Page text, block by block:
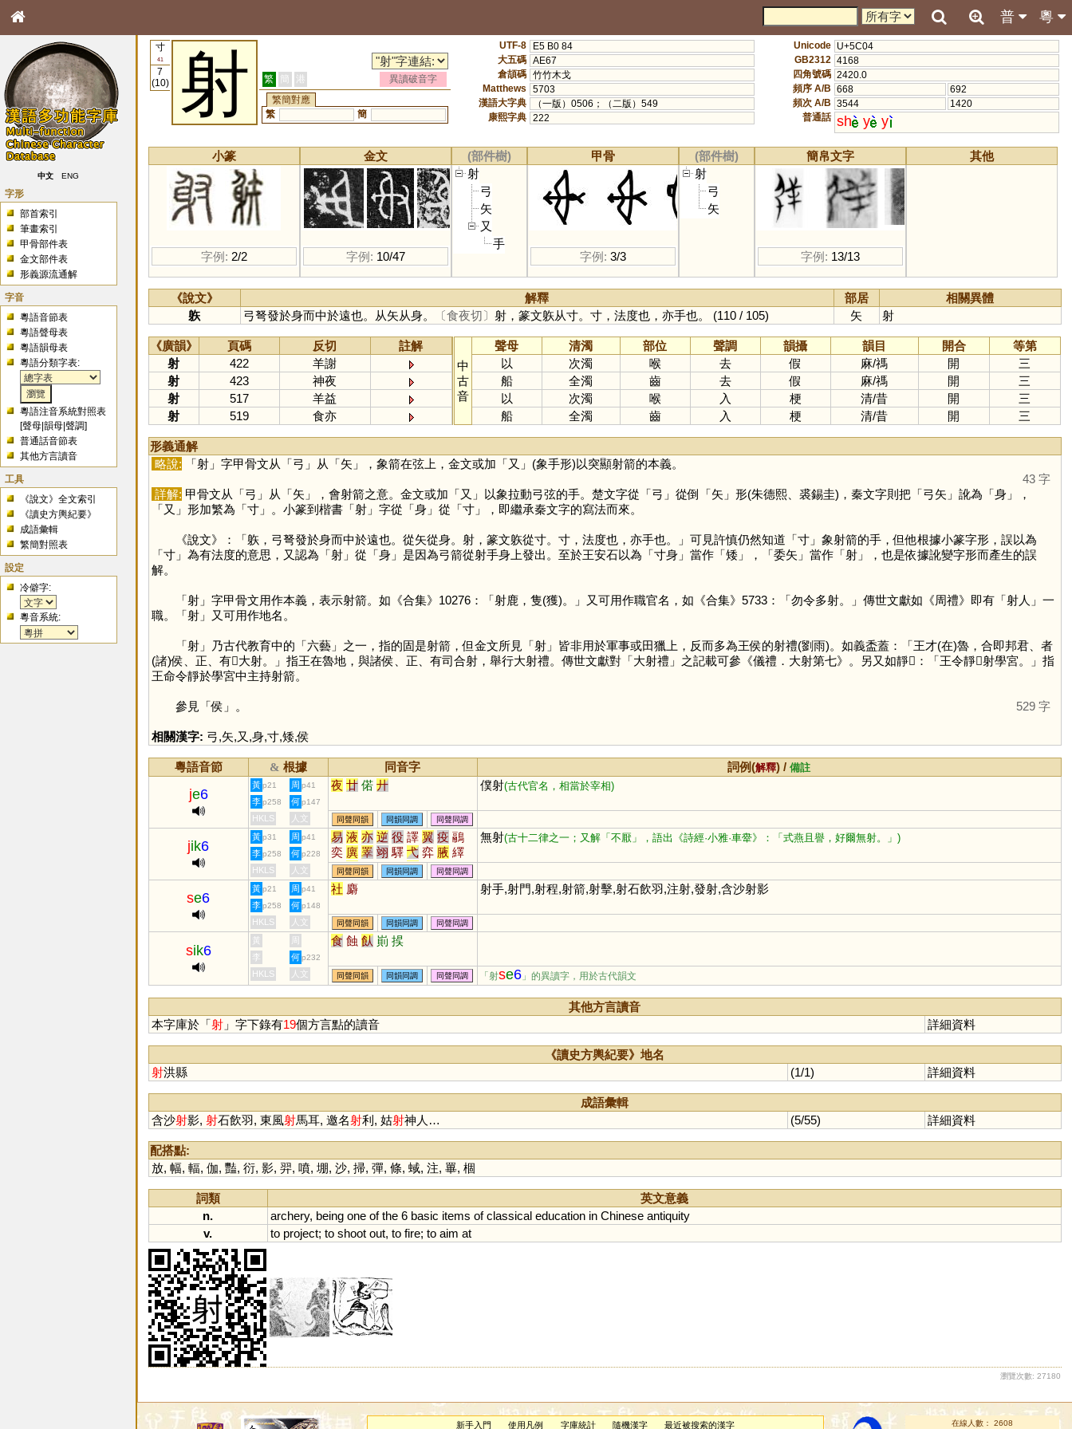
粵
普
中文 ENG
字形
部首索引
筆畫索引
甲骨部件表
金文部件表
形義源流通解
字音
粵語音節表
粵語聲母表
粵語韻母表
粵語分類字表:
粵語注音系統對照表
[聲母 |韻母 |聲調]
普通話音節表
其他方言讀音
工具
《說文》全文索引
《讀史方輿紀要》
成語彙輯
繁簡對照表
設定
冷僻字:
粵音系統:
寸
41
7
(10)
射 繁 簡 港
異讀破音字
繁簡對應
繁
簡
UTF-8
E5 B0 84
大五碼 AE67
倉頡碼 竹竹木戈
Matthews
5703
漢語大字典
（一版）0506；（二版）549
康熙字典 222
Unicode U+5C04
GB2312 4168
四角號碼 2420.0
頻序 A/B 668
692
頻次 A/B 3544
1420
普通話 sh y y
小篆
字例: 2/2
金文
字例: 10/47
(部件樹)
射
弓
矢
又
手
甲骨
字例: 3/3
(部件樹)
射
弓
矢
簡帛文字
字例: 13/13
其他
《說文》 解釋 部居
相關異體
䠶
弓弩發於身而中於遠也。从矢从身。 〔食夜切〕 射，篆文䠶从寸。寸，法度也，亦手也。 (110 / 105) 矢 射
《廣韻》 頁碼 反切
註解
射
422
羊謝
射
423
神夜
射
517
羊益
射
519 食亦
中
古
音
聲母 清濁 部位 聲調 韻攝 韻目 開合
等第
以
次濁 喉 去 假 麻/禡 開
三
船
全濁 齒 去 假 麻/禡 開
三
以
次濁 喉 入 梗 清/昔 開
三
船
全濁 齒 入 梗 清/昔 開 三
形義通解
略說: 「射」字甲骨文从「弓 」从「矢 」，象箭在弦上，金文或加「又 」(象手形)以突顯射箭的本義。
43 字
詳解: 甲骨文从「弓 」从「矢 」，會射箭之意。金文或加「又 」以象拉動弓弦的手。楚文字從「弓 」從倒「矢 」形(朱德熙、裘錫圭)，秦文字則把「弓矢」訛為「身 」，
「又 」形加繁為「寸」。小篆到楷書「射」字從「身 」從「寸」，即繼承秦文字的寫法而來。
《說文》：「䠶，弓弩發於身而中於遠也。從矢從身。射，篆文䠶從寸。寸，法度也，亦手也。」可見許慎仍然知道「寸」象射箭的手，但他根據小篆字形，誤以為
「寸」為有法度的意思，又認為「射」從「身 」是因為弓箭從射手身上發出。至於王安石以為「寸身」當作「矮」，「委矢」當作「射」，也是依據訛變字形而產生的誤
解。
「射」字甲骨文用作本義，表示射箭。如《合集》10276：「射鹿，隻(獲)。」又可用作職官名，如《合集》5733：「勿令多射。」傳世文獻如《周禮》即有「射人」一
職。「射」又可用作地名。
「射」乃古代教育中的「六藝」之一，指的固是射箭，但金文所見「射」皆非用於軍事或田獵上，反而多為王侯的射禮(劉雨)。如義盉蓋：「王才(在)魯，合即邦君、者
(諸)侯、正、有𤔲大射。」指王在魯地，與諸侯、正、有司合射，舉行大射禮。傳世文獻對「大射禮」之記載可參《儀禮．大射第七》。另又如靜𣪕：「王令靜𤔲射學宮。」指
王命令靜於學宮中主持射箭。
參見「侯 」。 529 字
相關漢字: 弓,矢,又,身,寸,矮,侯
粵語音節 & 根據 同音字 詞例(解釋) /備註
je6
黃 p21 周 p41 夜 廿 偌 廾 僕射(古代官名，相當於宰相)
李 p258 何 p147
HKLS 人文 同聲同韻 同韻同調 同聲同調
jik6
黃 p31 周 p41 易 液 亦 逆 役 譯 翼 疫 鷊
奕 廙 睪 翊 驛 弋 弈 腋 繹
掖 翌 熤 薿 嶧 杙 蜴 鶂 嶷
懌 鷁 屰 譺 圛 黓 燚 垼 芅
艗 斁
隿 焲 熼 晹 縌 釴 霬
無射(古十二律之一；又解「不厭」，語出《詩經·小雅·車舝》：「式燕且譽，好爾無射。」)
李 p258 何 p228
HKLS 人文 同聲同韻 同韻同調 同聲同調
se6
黃 p21 周 p41 社 麝 射手,射門,射程,射箭,射擊,射石飲羽,注射,發射,含沙射影
李 p258 何 p148
HKLS 人文 同聲同韻 同韻同調 同聲同調
sik6
黃 周 食 蝕 飤 崱 捑
李 何 p232
HKLS 人文 同聲同韻 同韻同調 同聲同調 「射se6 」的異讀字，用於古代韻文
其他方言讀音
本字庫於「射」字下錄有19個方言點的讀音 詳細資料
《讀史方輿紀要》地名
射洪縣 (1/1) 詳細資料
成語彙輯
含沙射影, 射石飲羽, 東風射馬耳, 邀名射利, 姑射神人… (5/55) 詳細資料
配搭點:
放, 幅, 輻, 伽, 豔, 衍, 影, 羿, 噴, 堋, 沙, 掃, 彈, 條, 蜮, 注, 罼, 棝
詞類
英文意義
n.
archery, being one of the 6 basic items of classical education in Chinese antiquity
v.
to project; to shoot out, to fire; to aim at
瀏覽次數: 27180
新手入門 使用凡例 字庫統計 隨機漢字 最近被搜索的漢字 在線人數： 2608